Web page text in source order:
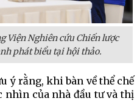
Viện Nghiên cứu Chiến lược
phát biểu tại hội thảo.
ý rằng, khi bàn về thể chế
nhìn của nhà đầu tư và thị